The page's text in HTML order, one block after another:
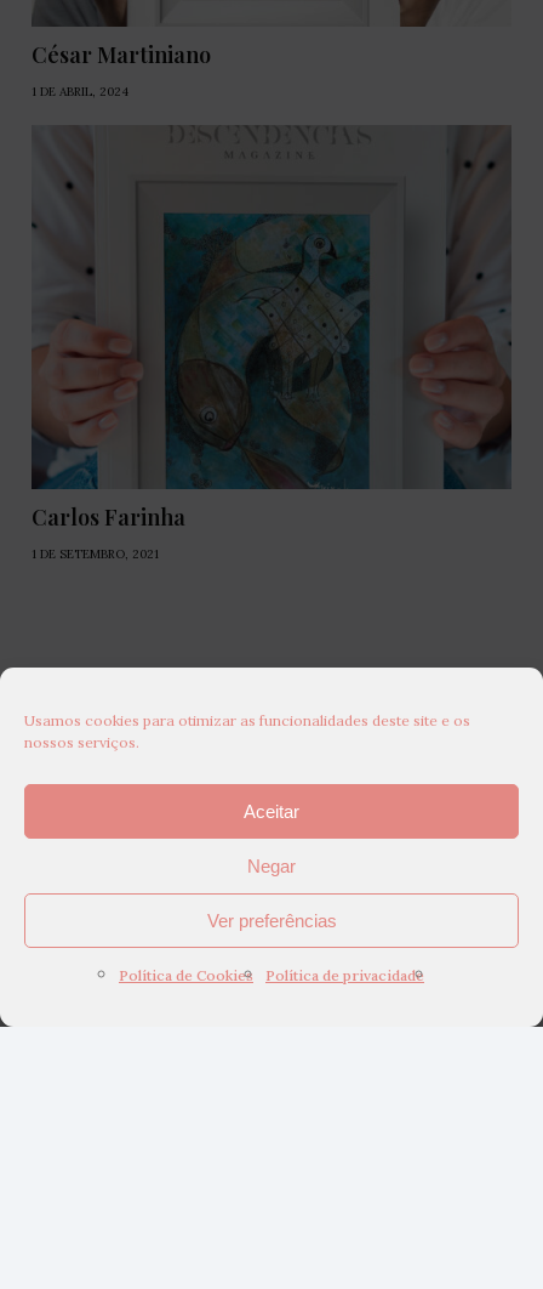
Usamos cookies para otimizar as funcionalidades deste site e os
nossos serviços.
Aceitar
Negar
Ver preferências
Política de Cookies Política de privacidade
César Martiniano
1 DE ABRIL, 2024
Carlos Farinha
1 DE SETEMBRO, 2021